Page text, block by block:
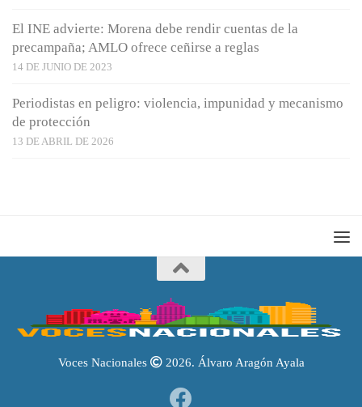
El INE advierte: Morena debe rendir cuentas de la
precampaña; AMLO ofrece ceñirse a reglas
14 DE JUNIO DE 2023
Periodistas en peligro: violencia, impunidad y mecanismo
de protección
13 DE ABRIL DE 2026
Voces Nacionales 2026. Álvaro Aragón Ayala